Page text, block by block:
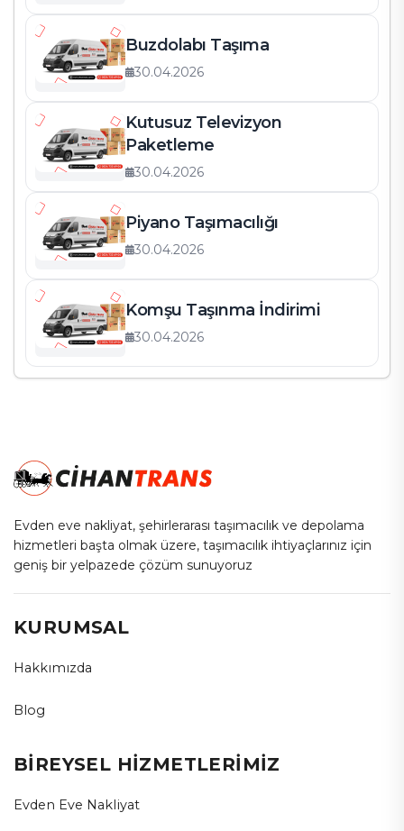
Buzdolabı Taşıma
30.04.2026
Kutusuz Televizyon
Paketleme
30.04.2026
Piyano Taşımacılığı
30.04.2026
Komşu Taşınma İndirimi
30.04.2026
Evden eve nakliyat, şehirlerarası taşımacılık ve depolama
hizmetleri başta olmak üzere, taşımacılık ihtiyaçlarınız için
geniş bir yelpazede çözüm sunuyoruz
KURUMSAL
Hakkımızda
Blog
BİREYSEL HİZMETLERİMİZ
Evden Eve Nakliyat